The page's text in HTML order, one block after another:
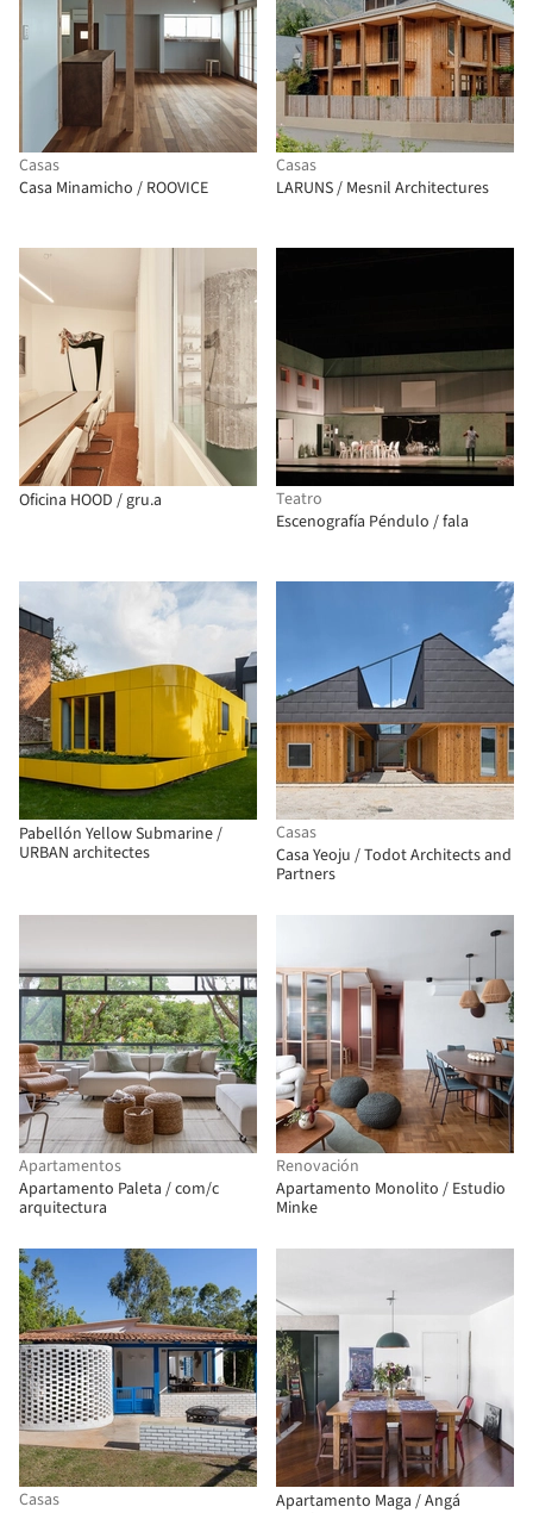
Casas
Casa Minamicho / ROOVICE
Casas
LARUNS / Mesnil Architectures
Oficina HOOD / gru.a
Teatro
Escenografía Péndulo / fala
Pabellón Yellow Submarine /
URBAN architectes
Casas
Casa Yeoju / Todot Architects and
Partners
Apartamentos
Apartamento Paleta / com/c
arquitectura
Renovación
Apartamento Monolito / Estudio
Minke
Casas
Apartamento Maga / Angá